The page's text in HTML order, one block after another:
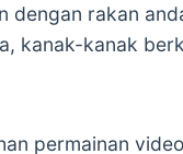
dengan rakan
kanak-kanak
permainan